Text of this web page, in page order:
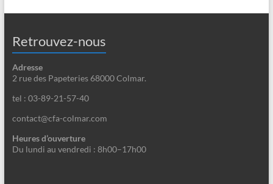
Retrouvez-nous
Adresse
2 rue des Papeteries 68000 Colmar.
tel : 03-89-21-57-40
contact@cfa-colmar.com
Heures d’ouverture
Du lundi au vendredi : 8h00–17h00